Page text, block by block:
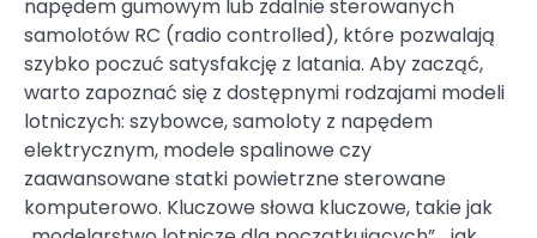
napędem gumowym lub zdalnie sterowanych
samolotów RC (radio controlled), które pozwalają
szybko poczuć satysfakcję z latania. Aby zacząć,
warto zapoznać się z dostępnymi rodzajami modeli
lotniczych: szybowce, samoloty z napędem
elektrycznym, modele spalinowe czy
zaawansowane statki powietrzne sterowane
komputerowo. Kluczowe słowa kluczowe, takie jak